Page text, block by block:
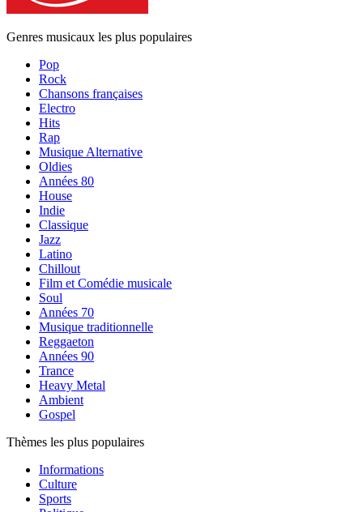
Genres musicaux les plus populaires
Pop
Rock
Chansons françaises
Electro
Hits
Rap
Musique Alternative
Oldies
Années 80
House
Indie
Classique
Jazz
Latino
Chillout
Film et Comédie musicale
Soul
Années 70
Musique traditionnelle
Reggaeton
Années 90
Trance
Heavy Metal
Ambient
Gospel
Thèmes les plus populaires
Informations
Culture
Sports